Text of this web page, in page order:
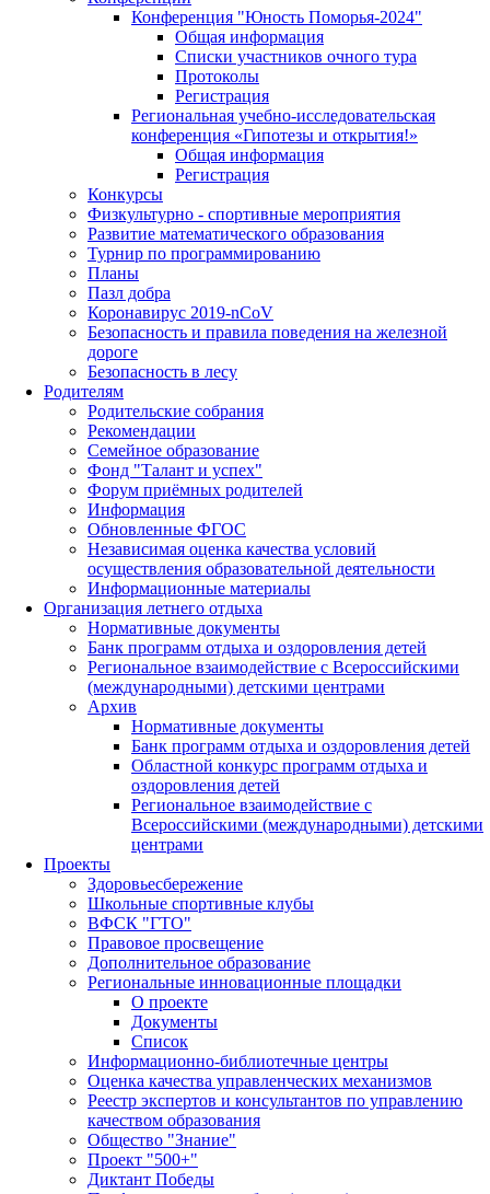
Конференция "Юность Поморья-2024"
Общая информация
Списки участников очного тура
Протоколы
Регистрация
Региональная учебно-исследовательская
конференция «Гипотезы и открытия!»
Общая информация
Регистрация
Конкурсы
Физкультурно - спортивные мероприятия
Развитие математического образования
Турнир по программированию
Планы
Пазл добра
Коронавирус 2019-nCoV
Безопасность и правила поведения на железной
дороге
Безопасность в лесу
Родителям
Родительские собрания
Рекомендации
Семейное образование
Фонд "Талант и успех"
Форум приёмных родителей
Информация
Обновленные ФГОС
Независимая оценка качества условий
осуществления образовательной деятельности
Информационные материалы
Организация летнего отдыха
Нормативные документы
Банк программ отдыха и оздоровления детей
Региональное взаимодействие с Всероссийскими
(международными) детскими центрами
Архив
Нормативные документы
Банк программ отдыха и оздоровления детей
Областной конкурс программ отдыха и
оздоровления детей
Региональное взаимодействие с
Всероссийскими (международными) детскими
центрами
Проекты
Здоровьесбережение
Школьные спортивные клубы
ВФСК "ГТО"
Правовое просвещение
Дополнительное образование
Региональные инновационные площадки
О проекте
Документы
Список
Информационно-библиотечные центры
Оценка качества управленческих механизмов
Реестр экспертов и консультантов по управлению
качеством образования
Общество "Знание"
Проект "500+"
Диктант Победы